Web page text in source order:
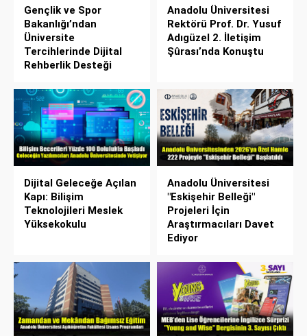
Gençlik ve Spor
Bakanlığı’ndan
Üniversite
Tercihlerinde Dijital
Rehberlik Desteği
Anadolu Üniversitesi
Rektörü Prof. Dr. Yusuf
Adıgüzel 2. İletişim
Şûrası’nda Konuştu
Dijital Geleceğe Açılan
Kapı: Bilişim
Teknolojileri Meslek
Yüksekokulu
Anadolu Üniversitesi
"Eskişehir Belleği"
Projeleri İçin
Araştırmacıları Davet
Ediyor